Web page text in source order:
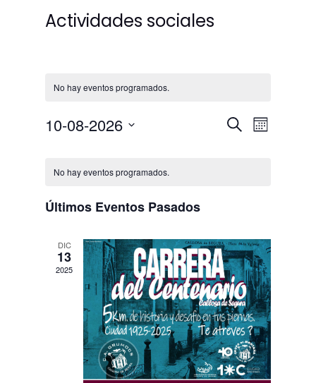
Actividades sociales
No hay eventos programados.
Eventos
Buscar
de
Mes
10-08-2026
fecha.
de
No hay eventos programados.
Últimos Eventos Pasados
DIC
13
2025